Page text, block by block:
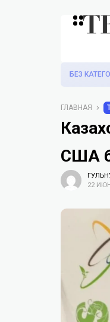
БЕЗ
ГЛАВНАЯ
США
22